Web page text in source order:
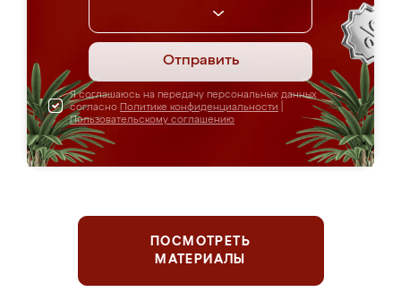
Отправить
Я соглашаюсь на передачу персональных данных
согласно Политике конфиденциальности
Пользовательскому соглашению
ПОСМОТРЕТЬ
МАТЕРИАЛЫ